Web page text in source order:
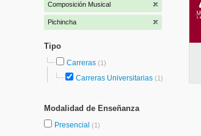
Composición Musical
Pichincha
Tipo
Carreras (1)
Carreras Universitarias (1)
Modalidad de Enseñanza
Presencial (1)